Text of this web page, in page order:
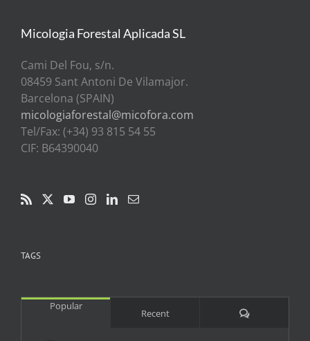
Micologia Forestal Aplicada SL
Cami Del Fou, s/n.
08459 Sant Antoni De Vilamajor.
Barcelona (SPAIN)
micologiaforestal@micofora.com
Tel/Fax: (+34) 93 815 54 55
CIF: B64390040
TAGS
Popular
Recent Comments